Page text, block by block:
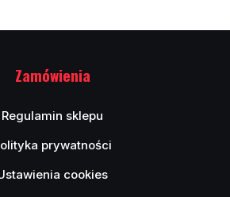
Zamówienia
Regulamin sklepu
prywatności
cookies